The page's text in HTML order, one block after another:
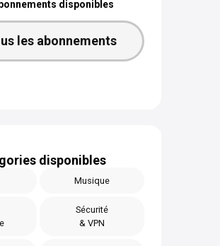
disponibles
les abonnements
disponibles
Musique
Sécurité
& VPN